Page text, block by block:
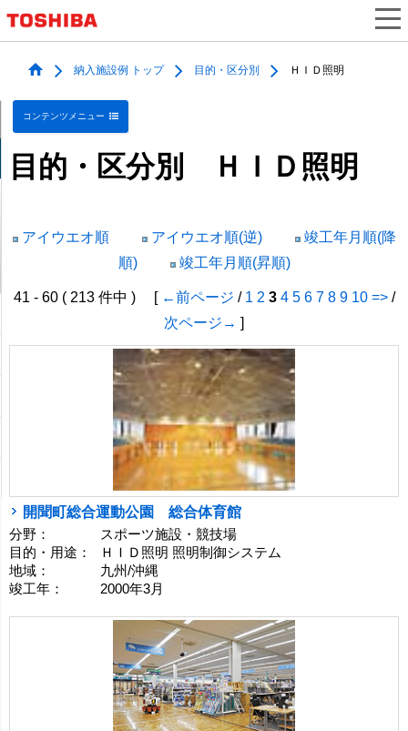
納入施設例 トップ 目的・区分別 ＨＩＤ照明
コンテンツメニュー
目的・区分別 ＨＩＤ照明
アイウエオ順 アイウエオ順(逆)
竣工年月順(降
順)
竣工年月順(昇順)
41 - 60 ( 213 件中 ) [ ←前ページ / 1 2 3 4 5 6 7 8 9 10 =>/
次ページ→ ]
開聞町総合運動公園 総合体育館
分野：
スポーツ施設・競技場
目的・用途：
ＨＩＤ照明 照明制御システム
地域：
九州/沖縄
竣工年：
2000年3月